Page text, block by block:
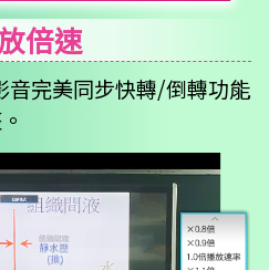
倍速
音完美同步快轉/倒轉功能